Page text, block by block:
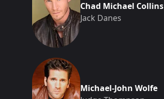
Chad Michael Collins
Jack Danes
Michael-John Wolfe